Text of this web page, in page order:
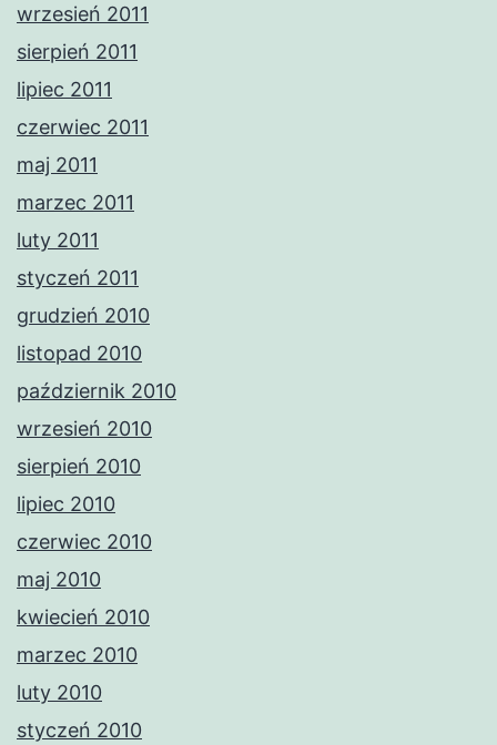
wrzesień 2011
sierpień 2011
lipiec 2011
czerwiec 2011
maj 2011
marzec 2011
luty 2011
styczeń 2011
grudzień 2010
listopad 2010
październik 2010
wrzesień 2010
sierpień 2010
lipiec 2010
czerwiec 2010
maj 2010
kwiecień 2010
marzec 2010
luty 2010
styczeń 2010